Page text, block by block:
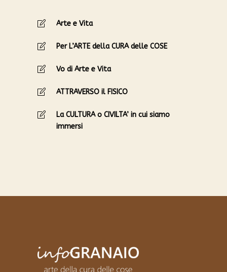
Arte e Vita
Per L’ARTE della CURA delle COSE
Vo di Arte e Vita
ATTRAVERSO il FISICO
La CULTURA o CIVILTA’ in cui siamo
immersi